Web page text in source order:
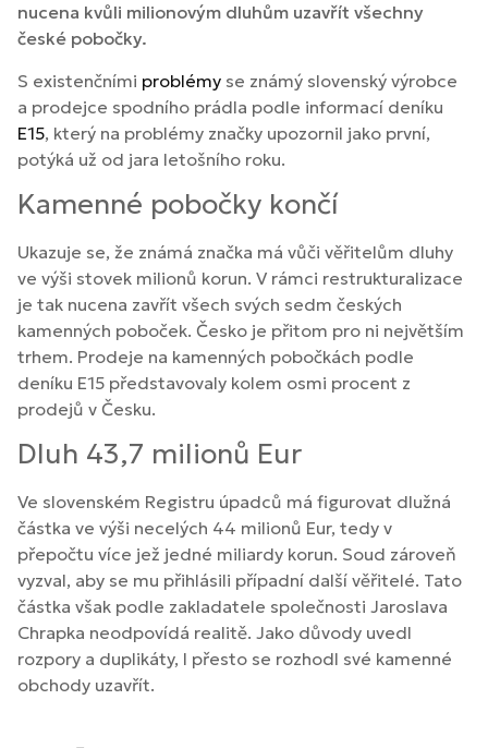
nucena kvůli milionovým dluhům uzavřít všechny
české pobočky.
S existenčními problémy se známý slovenský výrobce
a prodejce spodního prádla podle informací deníku
E15, který na problémy značky upozornil jako první,
potýká už od jara letošního roku.
Kamenné pobočky končí
Ukazuje se, že známá značka má vůči věřitelům dluhy
ve výši stovek milionů korun. V rámci restrukturalizace
je tak nucena zavřít všech svých sedm českých
kamenných poboček. Česko je přitom pro ni největším
trhem. Prodeje na kamenných pobočkách podle
deníku E15 představovaly kolem osmi procent z
prodejů v Česku.
Dluh 43,7 milionů Eur
Ve slovenském Registru úpadců má figurovat dlužná
částka ve výši necelých 44 milionů Eur, tedy v
přepočtu více jež jedné miliardy korun. Soud zároveň
vyzval, aby se mu přihlásili případní další věřitelé. Tato
částka však podle zakladatele společnosti Jaroslava
Chrapka neodpovídá realitě. Jako důvody uvedl
rozpory a duplikáty, I přesto se rozhodl své kamenné
obchody uzavřít.